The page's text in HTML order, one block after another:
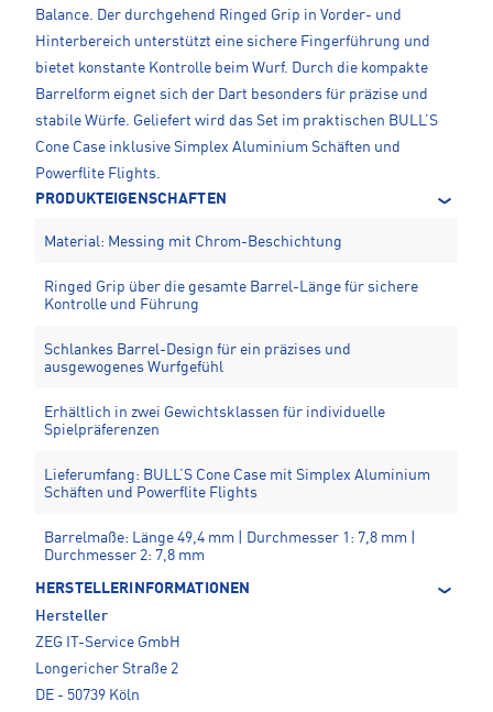
Balance. Der durchgehend Ringed Grip in Vorder- und
Hinterbereich unterstützt eine sichere Fingerführung und
bietet konstante Kontrolle beim Wurf. Durch die kompakte
Barrelform eignet sich der Dart besonders für präzise und
stabile Würfe. Geliefert wird das Set im praktischen BULL’S
Cone Case inklusive Simplex Aluminium Schäften und
Powerflite Flights.
PRODUKTEIGENSCHAFTEN
Material: Messing mit Chrom-Beschichtung
Ringed Grip über die gesamte Barrel-Länge für sichere
Kontrolle und Führung
Schlankes Barrel-Design für ein präzises und
ausgewogenes Wurfgefühl
Erhältlich in zwei Gewichtsklassen für individuelle
Spielpräferenzen
Lieferumfang: BULL’S Cone Case mit Simplex Aluminium
Schäften und Powerflite Flights
Barrelmaße: Länge 49,4 mm | Durchmesser 1: 7,8 mm |
Durchmesser 2: 7,8 mm
HERSTELLERINFORMATIONEN
Hersteller
ZEG IT-Service GmbH
Longericher Straße 2
DE - 50739 Köln